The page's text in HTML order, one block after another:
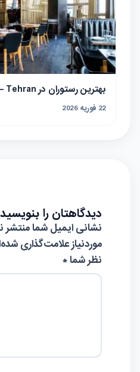
بهترین رستوران در Tehran – لیست کامل
22 فوریه 2026
دیدگاهتان را بنویسید
نشانی ایمیل شما منتشر
موردنیاز علامت‌گذاری
نظر شما *